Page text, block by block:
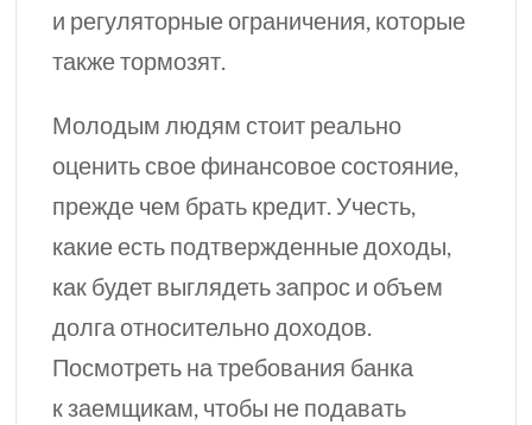
и регуляторные ограничения, которые
также тормозят.
Молодым людям стоит реально
оценить свое финансовое состояние,
прежде чем брать кредит. Учесть,
какие есть подтвержденные доходы,
как будет выглядеть запрос и объем
долга относительно доходов.
Посмотреть на требования банка
к заемщикам, чтобы не подавать